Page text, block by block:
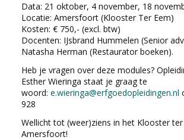
Data: 21 oktober, 4 november, 18
Locatie: Amersfoort (Klooster Ter Eem)
Kosten: € 750,- (excl. btw)
Docenten: IJsbrand Hummelen (Senior
Natasha Herman (Restaurator boeken).
Heb je vragen over deze modules?
Esther Wieringa staat je graag te
woord: e.wieringa@erfgoedopleidingen.nl
928
Wellicht tot (weer)ziens in het Klooster ter
Amersfoort!